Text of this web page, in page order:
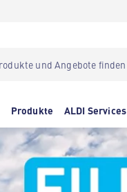
Produkte ALDI Services